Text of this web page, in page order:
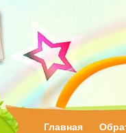
Главная